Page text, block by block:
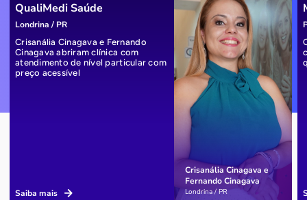
Crisanália Cinagava e
Fernando Cinagava
Londrina / PR
QualiMedi Saúde
Londrina / PR
Crisanália Cinagava e Fernando
Cinagava abriram clínica com
atendimento de nível particular com
preço acessível
Saiba mais